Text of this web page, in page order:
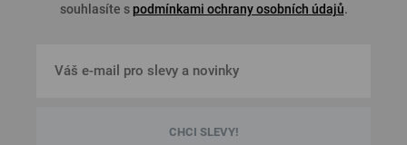
souhlasíte s podmínkami ochrany osobních údajů.
CHCI SLEVY!